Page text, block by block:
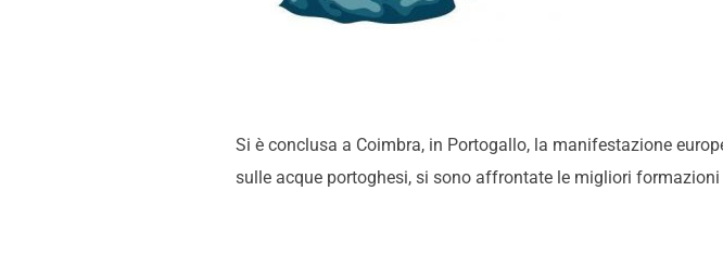
Si è conclusa a Coimbra, in Portogallo, la manifestazione
sulle acque portoghesi, si sono affrontate le migliori